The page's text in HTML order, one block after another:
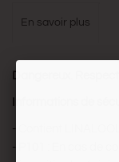
en savoir plus
Dangereux.
- Contient
- P101 : En cas de